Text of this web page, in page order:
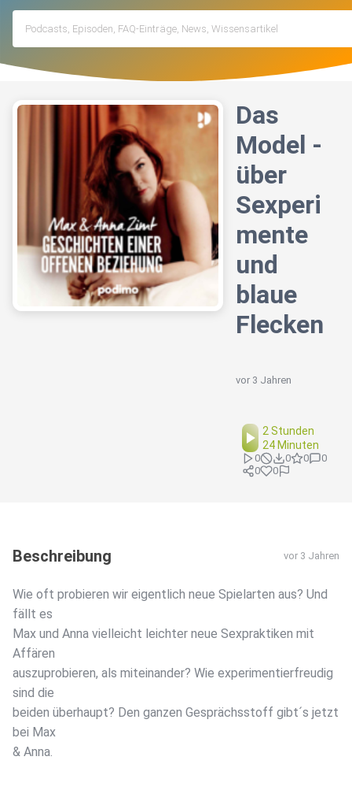
Das
Model -
über
Sexperi
mente
und
blaue
Flecken
vor 3 Jahren
2 Stunden
24 Minuten
0 0 0
0
0
0
Beschreibung vor 3 Jahren
Wie oft probieren wir eigentlich neue Spielarten aus? Und
fällt es
Max und Anna vielleicht leichter neue Sexpraktiken mit
Affären
auszuprobieren, als miteinander? Wie experimentierfreudig
sind die
beiden überhaupt? Den ganzen Gesprächsstoff gibt´s jetzt
bei Max
& Anna.